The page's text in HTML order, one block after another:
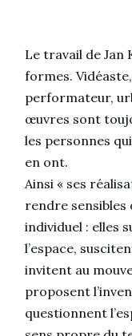
Le travail de Jan
formes.
performateur,
œuvres sont
les personnes
en ont.
Ainsi « ses
rendre sensibles
individuel : elles
l’espace,
invitent au
proposent
questionnent